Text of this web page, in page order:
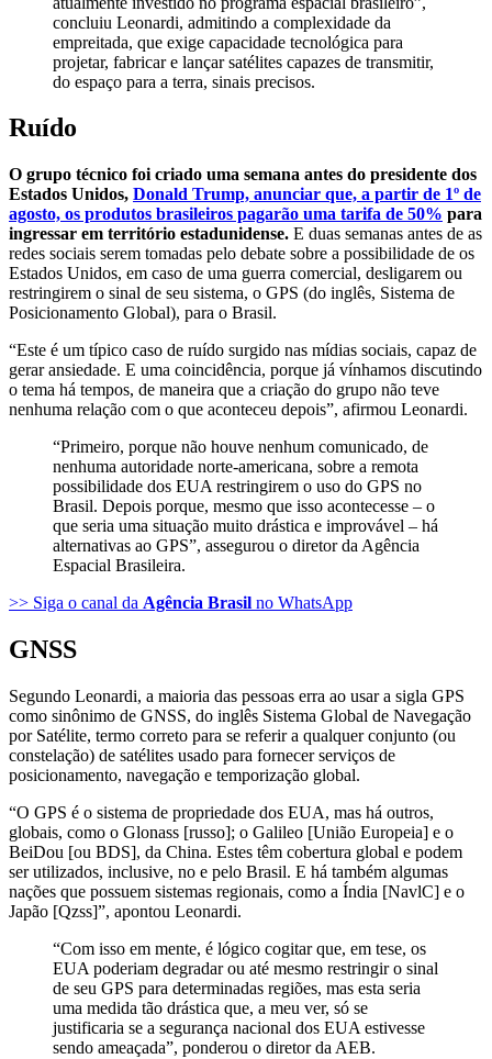
concluiu Leonardi, admitindo a complexidade da
empreitada, que exige capacidade tecnológica para
projetar, fabricar e lançar satélites capazes de transmitir,
do espaço para a terra, sinais precisos.
Ruído
O grupo técnico foi criado uma semana antes do presidente dos
Estados Unidos, Donald Trump, anunciar que, a partir de 1º de
agosto, os produtos brasileiros pagarão uma tarifa de 50% para
ingressar em território estadunidense. E duas semanas antes de as
redes sociais serem tomadas pelo debate sobre a possibilidade de os
Estados Unidos, em caso de uma guerra comercial, desligarem ou
restringirem o sinal de seu sistema, o GPS (do inglês, Sistema de
Posicionamento Global), para o Brasil.
“Este é um típico caso de ruído surgido nas mídias sociais, capaz de
gerar ansiedade. E uma coincidência, porque já vínhamos discutindo
o tema há tempos, de maneira que a criação do grupo não teve
nenhuma relação com o que aconteceu depois”, afirmou Leonardi.
“Primeiro, porque não houve nenhum comunicado, de
nenhuma autoridade norte-americana, sobre a remota
possibilidade dos EUA restringirem o uso do GPS no
Brasil. Depois porque, mesmo que isso acontecesse – o
que seria uma situação muito drástica e improvável – há
alternativas ao GPS”, assegurou o diretor da Agência
Espacial Brasileira.
>> Siga o canal da Agência Brasil no WhatsApp
GNSS
Segundo Leonardi, a maioria das pessoas erra ao usar a sigla GPS
como sinônimo de GNSS, do inglês Sistema Global de Navegação
por Satélite, termo correto para se referir a qualquer conjunto (ou
constelação) de satélites usado para fornecer serviços de
posicionamento, navegação e temporização global.
“O GPS é o sistema de propriedade dos EUA, mas há outros,
globais, como o Glonass [russo]; o Galileo [União Europeia] e o
BeiDou [ou BDS], da China. Estes têm cobertura global e podem
ser utilizados, inclusive, no e pelo Brasil. E há também algumas
nações que possuem sistemas regionais, como a Índia [NavlC] e o
Japão [Qzss]”, apontou Leonardi.
“Com isso em mente, é lógico cogitar que, em tese, os
EUA poderiam degradar ou até mesmo restringir o sinal
de seu GPS para determinadas regiões, mas esta seria
uma medida tão drástica que, a meu ver, só se
justificaria se a segurança nacional dos EUA estivesse
sendo ameaçada”, ponderou o diretor da AEB.